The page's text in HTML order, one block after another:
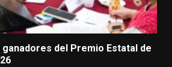
ganadores del Premio Estatal de